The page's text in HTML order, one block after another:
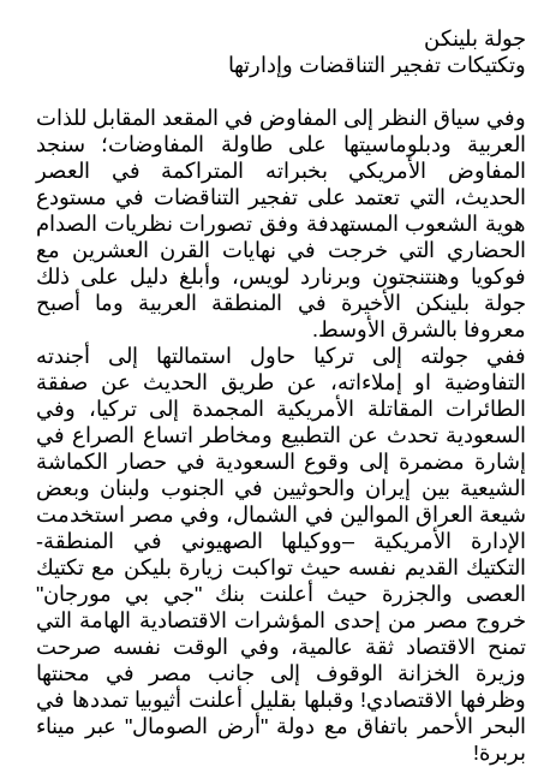
جولة بلينكن
وتكتيكات تفجير التناقضات وإدارتها
وفي سياق النظر إلى المفاوض في المقعد المقابل للذات
العربية ودبلوماسيتها على طاولة المفاوضات؛ سنجد
المفاوض الأمريكي بخبراته المتراكمة في العصر
الحديث، التي تعتمد على تفجير التناقضات في مستودع
هوية الشعوب المستهدفة وفق تصورات نظريات الصدام
الحضاري التي خرجت في نهايات القرن العشرين مع
فوكويا وهنتنجتون وبرنارد لويس، وأبلغ دليل على ذلك
جولة بلينكن الأخيرة في المنطقة العربية وما أصبح
معروفا بالشرق الأوسط.
ففي جولته إلى تركيا حاول استمالتها إلى أجندته
التفاوضية او إملاءاته، عن طريق الحديث عن صفقة
الطائرات المقاتلة الأمريكية المجمدة إلى تركيا، وفي
السعودية تحدث عن التطبيع ومخاطر اتساع الصراع في
إشارة مضمرة إلى وقوع السعودية في حصار الكماشة
الشيعية بين إيران والحوثيين في الجنوب ولبنان وبعض
شيعة العراق الموالين في الشمال، وفي مصر استخدمت
الإدارة الأمريكية –ووكيلها الصهيوني في المنطقة-
التكتيك القديم نفسه حيث تواكبت زيارة بليكن مع تكتيك
العصى والجزرة حيث أعلنت بنك "جي بي مورجان"
خروج مصر من إحدى المؤشرات الاقتصادية الهامة التي
تمنح الاقتصاد ثقة عالمية، وفي الوقت نفسه صرحت
وزيرة الخزانة الوقوف إلى جانب مصر في محنتها
وظرفها الاقتصادي! وقبلها بقليل أعلنت أثيوبيا تمددها في
البحر الأحمر باتفاق مع دولة "أرض الصومال" عبر ميناء
بربرة!